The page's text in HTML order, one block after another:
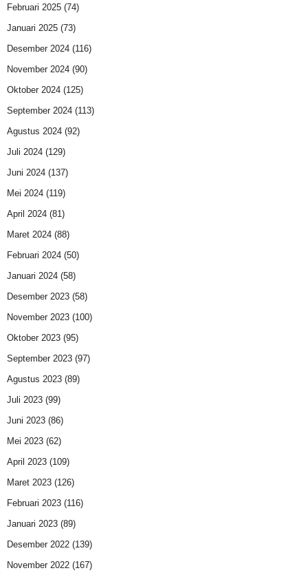
Februari 2025 (74)
Januari 2025 (73)
Desember 2024 (116)
November 2024 (90)
Oktober 2024 (125)
September 2024 (113)
Agustus 2024 (92)
Juli 2024 (129)
Juni 2024 (137)
Mei 2024 (119)
April 2024 (81)
Maret 2024 (88)
Februari 2024 (50)
Januari 2024 (58)
Desember 2023 (58)
November 2023 (100)
Oktober 2023 (95)
September 2023 (97)
Agustus 2023 (89)
Juli 2023 (99)
Juni 2023 (86)
Mei 2023 (62)
April 2023 (109)
Maret 2023 (126)
Februari 2023 (116)
Januari 2023 (89)
Desember 2022 (139)
November 2022 (167)